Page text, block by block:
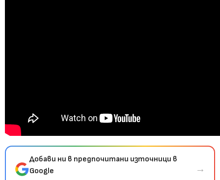
Добави ни в предпочитани източници в
Google
→